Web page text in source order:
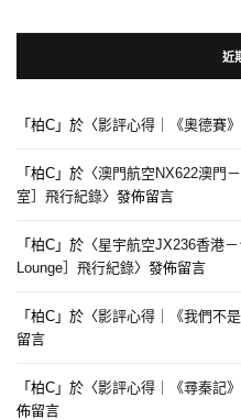
近
「柏C 」於〈影評心得｜《奧德賽
「柏C 」於〈澳門航空NX622澳門
室］飛行紀錄〉發佈留言
「柏C 」於〈星宇航空JX236香港
Lounge］飛行紀錄〉發佈留言
「柏C 」於〈影評心得｜《我們不
留言
「柏C 」於〈影評心得｜《尋秦記
佈留言